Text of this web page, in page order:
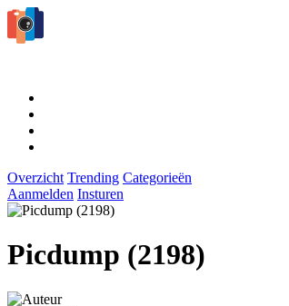
Overzicht Trending Categorieën
Aanmelden Insturen
Picdump (2198)